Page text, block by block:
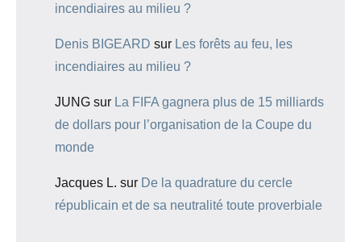
incendiaires au milieu ?
Denis BIGEARD sur Les forêts au feu, les
incendiaires au milieu ?
JUNG sur La FIFA gagnera plus de 15 milliards
de dollars pour l’organisation de la Coupe du
monde
Jacques L. sur De la quadrature du cercle
républicain et de sa neutralité toute proverbiale